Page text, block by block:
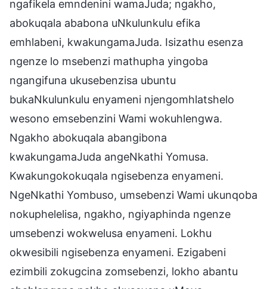
ngafikela emndenini wamaJuda; ngakho,
abokuqala ababona uNkulunkulu efika
emhlabeni, kwakungamaJuda. Isizathu esenza
ngenze lo msebenzi mathupha yingoba
ngangifuna ukusebenzisa ubuntu
bukaNkulunkulu enyameni njengomhlatshelo
wesono emsebenzini Wami wokuhlengwa.
Ngakho abokuqala abangibona
kwakungamaJuda angeNkathi Yomusa.
Kwakungokokuqala ngisebenza enyameni.
NgeNkathi Yombuso, umsebenzi Wami ukunqoba
nokuphelelisa, ngakho, ngiyaphinda ngenze
umsebenzi wokwelusa enyameni. Lokhu
okwesibili ngisebenza enyameni. Ezigabeni
ezimbili zokugcina zomsebenzi, lokho abantu